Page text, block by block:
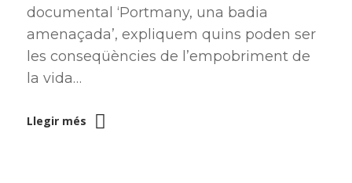
documental ‘Portmany, una badia
amenaçada’, expliquem quins poden ser
les conseqüències de l’empobriment de
la vida…
Llegir més